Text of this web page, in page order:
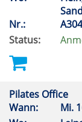
Nr.:
Status:
Pilates Office
Wann:
Mi.